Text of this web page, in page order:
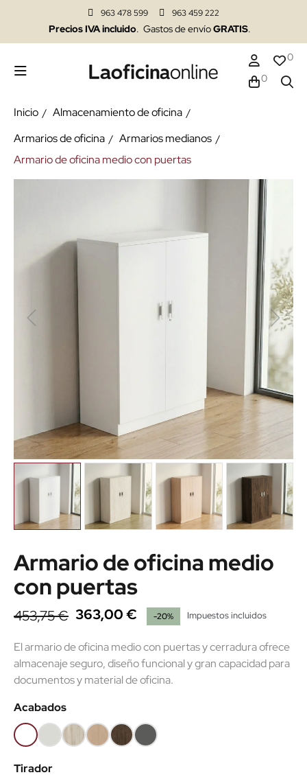
963 478 599 963 459 222
Precios IVA incluido. Gastos de envíoGRATIS.
0
0
Inicio
Almacenamiento de oficina
Armarios de oficina
Armarios medianos
Armario de oficina medio con puertas
Armario de oficina medio
con puertas
453,75 € 363,00 € -20% Impuestos incluidos
El armario de oficina medio con puertas y cerradura ofrece
almacenaje seguro, diseño funcional y gran capacidad para
documentos y material de oficina.
Acabados
Blanco
68
Gris
61
Haya
52
Roble
60
Castaño
53
Gris
grafito
Tirador